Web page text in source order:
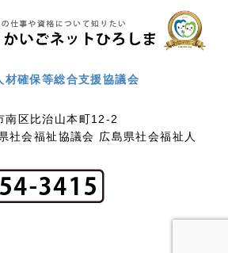
材確保等総合支援協議会
区比治山本町12-2
社会福祉協議会 広島県社会福祉人